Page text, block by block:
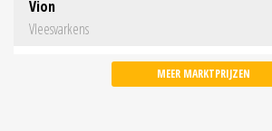
Vion
Vleesvarkens
MEER MARKTPRIJZEN